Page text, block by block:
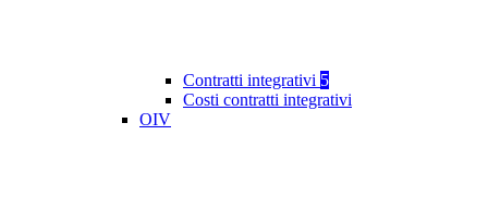
Contratti integrativi 5
Costi contratti integrativi
OIV